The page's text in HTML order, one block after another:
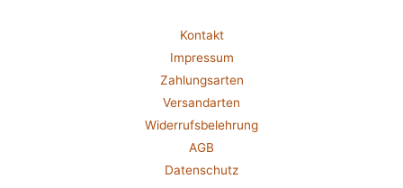
Kontakt
Impressum
Zahlungsarten
Versandarten
Widerrufsbelehrung
AGB
Datenschutz